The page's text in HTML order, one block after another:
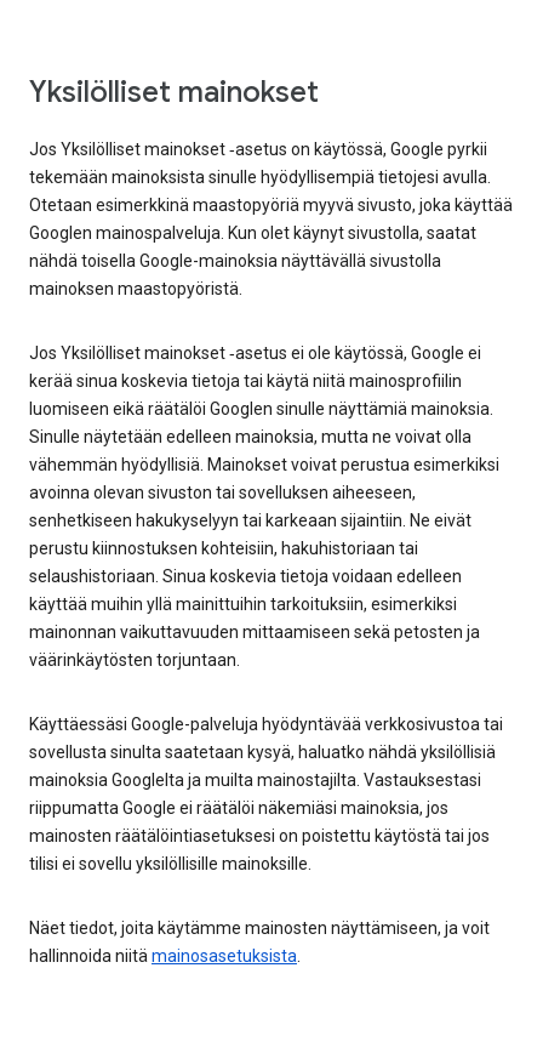
Yksilölliset mainokset
Jos Yksilölliset mainokset ‑asetus on käytössä, Google pyrkii
tekemään mainoksista sinulle hyödyllisempiä tietojesi avulla.
Otetaan esimerkkinä maastopyöriä myyvä sivusto, joka käyttää
Googlen mainospalveluja. Kun olet käynyt sivustolla, saatat
nähdä toisella Google-mainoksia näyttävällä sivustolla
mainoksen maastopyöristä.
Jos Yksilölliset mainokset ‑asetus ei ole käytössä, Google ei
kerää sinua koskevia tietoja tai käytä niitä mainosprofiilin
luomiseen eikä räätälöi Googlen sinulle näyttämiä mainoksia.
Sinulle näytetään edelleen mainoksia, mutta ne voivat olla
vähemmän hyödyllisiä. Mainokset voivat perustua esimerkiksi
avoinna olevan sivuston tai sovelluksen aiheeseen,
senhetkiseen hakukyselyyn tai karkeaan sijaintiin. Ne eivät
perustu kiinnostuksen kohteisiin, hakuhistoriaan tai
selaushistoriaan. Sinua koskevia tietoja voidaan edelleen
käyttää muihin yllä mainittuihin tarkoituksiin, esimerkiksi
mainonnan vaikuttavuuden mittaamiseen sekä petosten ja
väärinkäytösten torjuntaan.
Käyttäessäsi Google-palveluja hyödyntävää verkkosivustoa tai
sovellusta sinulta saatetaan kysyä, haluatko nähdä yksilöllisiä
mainoksia Googlelta ja muilta mainostajilta. Vastauksestasi
riippumatta Google ei räätälöi näkemiäsi mainoksia, jos
mainosten räätälöintiasetuksesi on poistettu käytöstä tai jos
tilisi ei sovellu yksilöllisille mainoksille.
Näet tiedot, joita käytämme mainosten näyttämiseen, ja voit
hallinnoida niitämainosasetuksista.